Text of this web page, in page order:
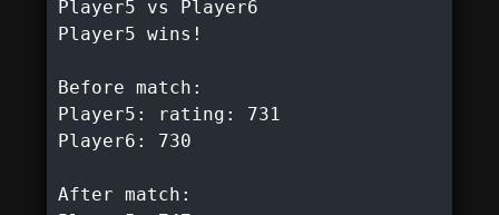
Player5 vs Player6
Player5 wins!
Before match:
Player5: rating: 731
Player6: 730
After match: